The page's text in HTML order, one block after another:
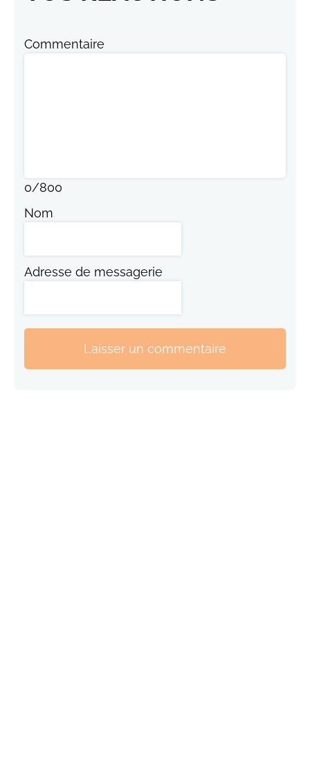
Commentaire
0/800
Nom
Adresse de messagerie
Laisser un commentaire